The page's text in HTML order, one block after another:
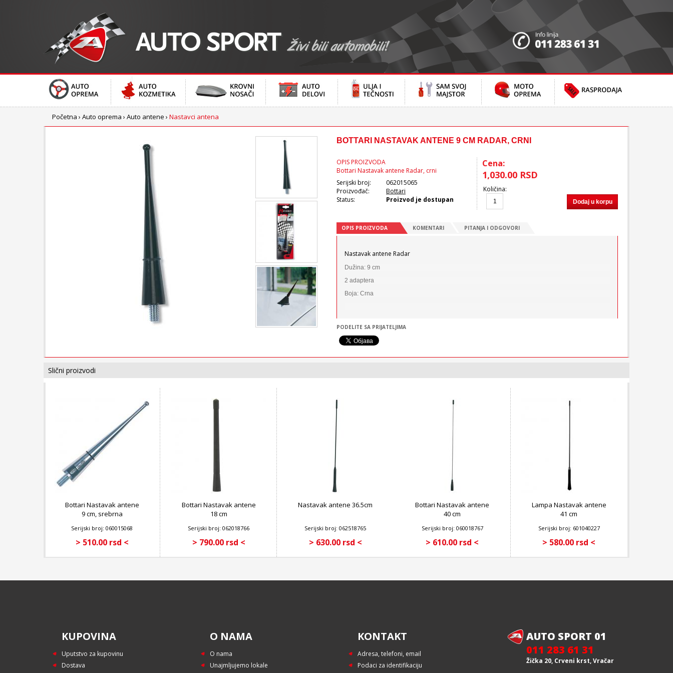
Početna › Auto oprema › Auto antene › Nastavci antena
BOTTARI NASTAVAK ANTENE 9 CM RADAR, CRNI
OPIS PROIZVODA
Bottari Nastavak antene Radar, crni
Serijski broj:
062015065
Proizvođač:
Bottari
Status:
Proizvod je dostupan
Cena:
1,030.00 RSD
Količina:
Dodaj u korpu
OPIS PROIZVODA KOMENTARI PITANJA I ODGOVORI
Nastavak antene Radar
Dužina: 9 cm
2 adaptera
Boja: Crna
PODELITE SA PRIJATELJIMA
Slični proizvodi
Bottari Nastavak antene
9 cm, srebrna
Serijski broj: 060015068
> 510.00 rsd <
Bottari Nastavak antene
18 cm
Serijski broj: 062018766
> 790.00 rsd <
Nastavak antene 36.5cm
Serijski broj: 062518765
> 630.00 rsd <
Bottari Nastavak antene
40 cm
Serijski broj: 060018767
> 610.00 rsd <
Lampa Nastavak antene
41 cm
Serijski broj: 601040227
> 580.00 rsd <
KUPOVINA
Uputstvo za kupovinu
Dostava
O NAMA
O nama
Unajmljujemo lokale
KONTAKT
Adresa, telefoni, email
Podaci za identifikaciju
AUTO SPORT 01
011 283 61 31
Žička 20, Crveni krst, Vračar